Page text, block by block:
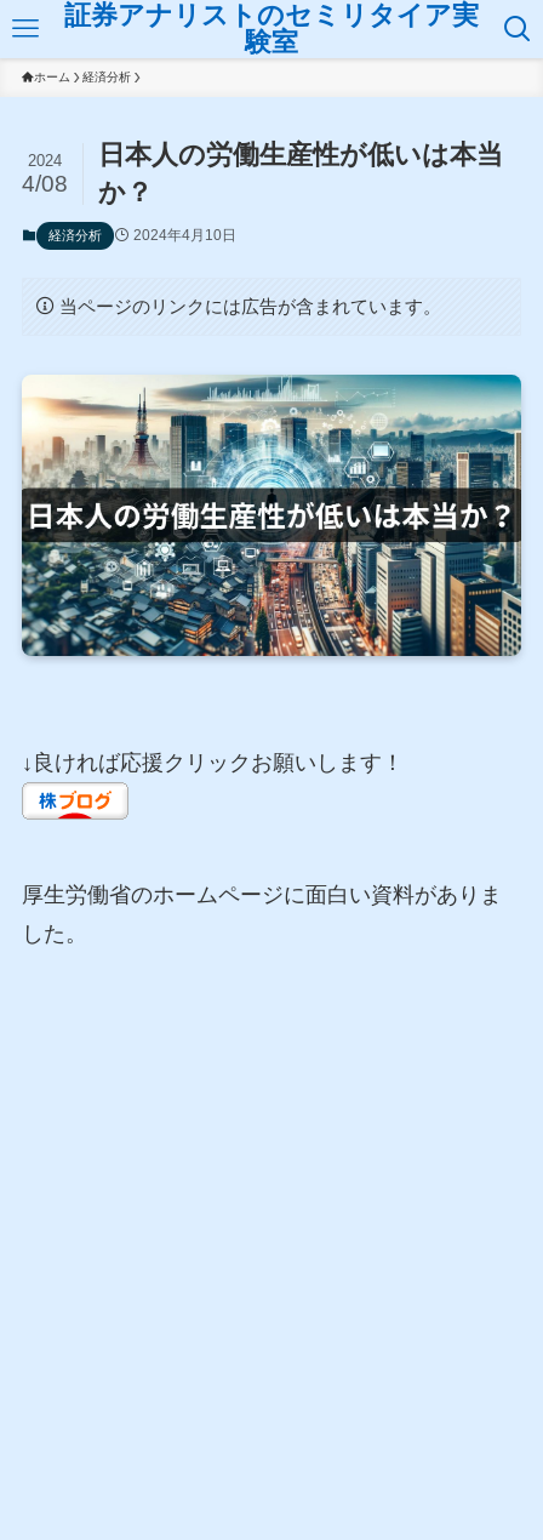
証券アナリストのセミリタイア実
験室
ホーム 経済分析
日本人の労働生産性が低いは本当
か？
2024
4/08
経済分析 2024年4月10日
当ページのリンクには広告が含まれています。
↓良ければ応援クリックお願いします！
厚生労働省のホームページに面白い資料がありま
した。